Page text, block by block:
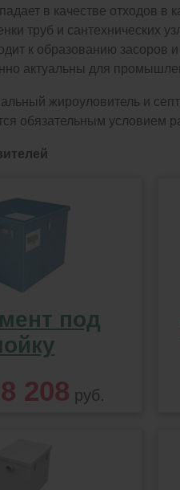
в качестве отходов в
труб и сантехнических
к образованию
актуальны для
жироуловитель и
обязательным условием
под
8 208 руб.